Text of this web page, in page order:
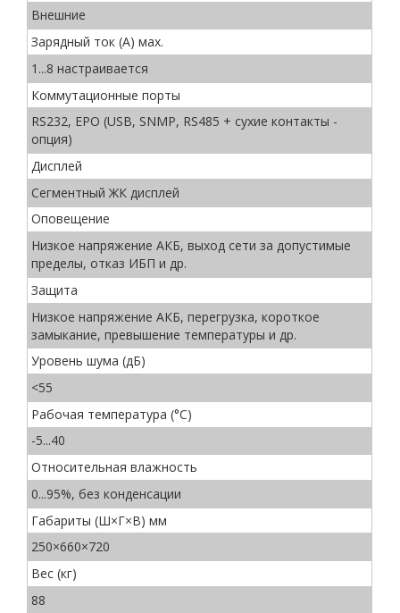
Внешние
Зарядный ток (А) мах.
1...8 настраивается
Коммутационные порты
RS232, EPO (USB, SNMP, RS485 + сухие контакты -
опция)
Дисплей
Сегментный ЖК дисплей
Оповещение
Низкое напряжение АКБ, выход сети за допустимые
пределы, отказ ИБП и др.
Защита
Низкое напряжение АКБ, перегрузка, короткое
замыкание, превышение температуры и др.
Уровень шума (дБ)
<55
Рабочая температура (°C)
-5...40
Относительная влажность
0...95%, без конденсации
Габариты (Ш×Г×В) мм
250×660×720
Вес (кг)
88